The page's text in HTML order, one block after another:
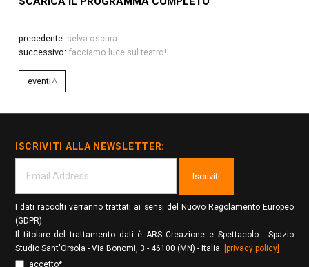
precedente: selva oscura
successivo: facciamo luce sul teatro!
eventi
ISCRIVITI ALLA NEWSLETTER:
Iscriviti
I dati raccolti verranno trattati ai sensi del Nuovo Regolamento Europeo
(GDPR).
Il titolare del trattamento dati è ARS Creazione e Spettacolo - Spazio
Studio Sant'Orsola - Via Bonomi, 3 - 46100 (MN) - Italia.
[privacy policy]
accetto*